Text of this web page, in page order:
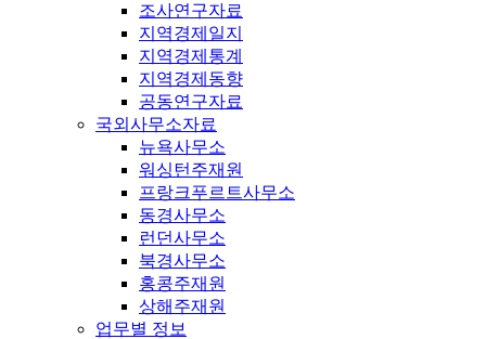
조사연구자료
지역경제일지
지역경제통계
지역경제동향
공동연구자료
국외사무소자료
뉴욕사무소
워싱턴주재원
프랑크푸르트사무소
동경사무소
런던사무소
북경사무소
홍콩주재원
상해주재원
업무별 정보